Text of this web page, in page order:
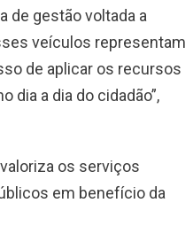
de gestão voltada a
veículos representam
de aplicar os recursos
dia a dia do cidadão”,
os serviços
em benefício da